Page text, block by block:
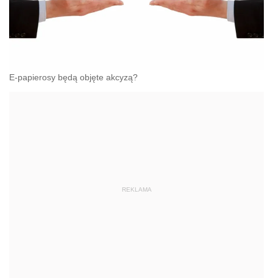
E-papierosy będą objęte akcyzą?